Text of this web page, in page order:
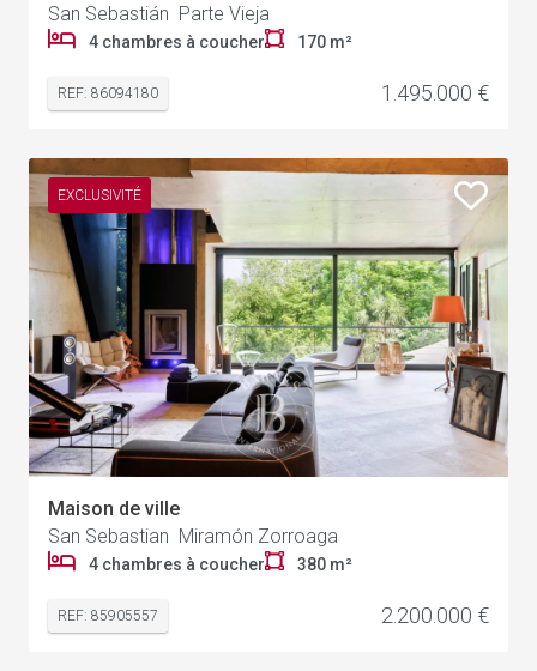
San Sebastián Parte Vieja
4 chambres à coucher 170 m²
REF: 86094180 1.495.000 €
EXCLUSIVITÉ
Maison de ville
San Sebastian Miramón Zorroaga
4 chambres à coucher 380 m²
REF: 85905557 2.200.000 €